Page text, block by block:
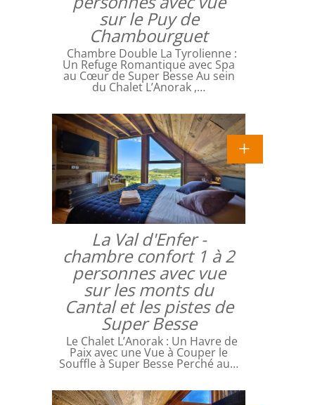
sur le Puy de
Chambourguet
Chambre Double La Tyrolienne :
Un Refuge Romantique avec Spa
au Cœur de Super Besse Au sein
du Chalet L’Anorak ,…
La Val d'Enfer -
chambre confort 1 à 2
personnes avec vue
sur les monts du
Cantal et les pistes de
Super Besse
Le Chalet L’Anorak : Un Havre de
Paix avec une Vue à Couper le
Souffle à Super Besse Perché au…